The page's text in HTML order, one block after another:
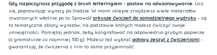
Gdy rozpoczynasz przygodę z brush letteringiem - postaw na odwzorowywanie. Ucz
się, poprawiając wyrazy po śladzie. W moim sklepie znajdziesz wiele materiałów
stworzonych właśnie po to. Sprawdź arkusze ćwiczeń do samodzielnego wydruku- są
to tematyczne zbiory wyrazów, na podstawie których możesz ćwiczyć swoje
umiejętności. Pamiętaj jednak, żeby kaligrafować na odpowiednio grubym papierze
(o gramaturze co najmniej 100 g). Możesz też wybrać gotowy zeszyt z ćwiczeniami-
gwarantuję, że ćwiczenia z nim to sama przyjemność.